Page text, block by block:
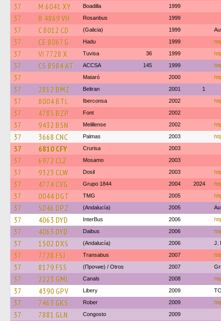
37 M 6041 XY Boadilla 1999
37 B 4869 VH Rosanbus 1999
37 C 8012 CD (Galicia) 1999
37 CE 8067 G Hadu 1999
37 VI 7728 X Tuvisa 36 1999
37 CS 8584 AT ACCSA 145 1999
37 Mataró 2000
37 2812 BMZ Beltran 2001 1
37 8004 BTL Iberconsa 2002
37 4785 BZP Font 2002
37 9432 BSN Melillense 2002
37 3668 CNC Palmas 2003
37 6810 CFY Crurisa 2003
37 6972 CLZ Mosamo 2003
37 9323 CLW Dosil 2003
37 4774 CVG Grupo 1844 2004 2024
37 0044 DGT TMG 2005
37 5046 DPZ (Andalucía) 2005
37 4063 DYD InterBus 2006
37 4063 DYD Daibus 2006
37 1502 DXS (Andalucía) 2006 J.
37 7728 FSJ Transabus 2007
37 8179 FSS (Прочие) / Otros 2007
37 2223 GML Canals 2008
37 4390 GPV Libery 2009
37 7463 GKS Rober 2009
37 7881 GLN Congosto 2009